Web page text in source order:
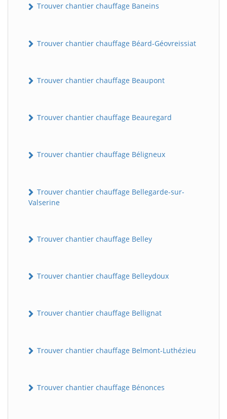
Trouver chantier chauffage Baneins
Trouver chantier chauffage Béard-Géovreissiat
Trouver chantier chauffage Beaupont
Trouver chantier chauffage Beauregard
Trouver chantier chauffage Béligneux
Trouver chantier chauffage Bellegarde-sur-
Valserine
Trouver chantier chauffage Belley
Trouver chantier chauffage Belleydoux
Trouver chantier chauffage Bellignat
Trouver chantier chauffage Belmont-Luthézieu
Trouver chantier chauffage Bénonces